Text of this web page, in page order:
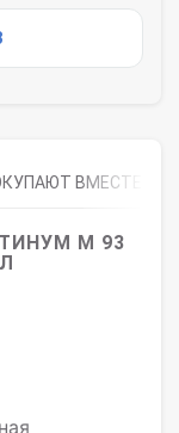
ВМЕСТЕ
M 93